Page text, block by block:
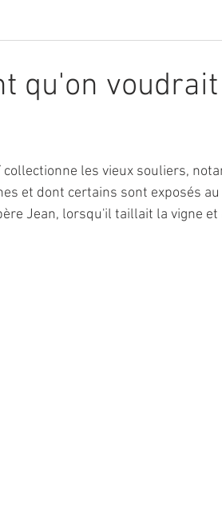
qu'on
collectionne les vieux souliers,
et dont certains sont exposés
Jean, lorsqu'il taillait la vigne